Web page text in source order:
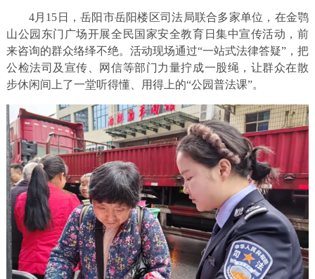
4月15日，岳阳市岳阳楼区司法局联合多家单位，在金鹗
山公园东门广场开展全民国家安全教育日集中宣传活动，前
来咨询的群众络绎不绝。活动现场通过“一站式法律答疑”，把
公检法司及宣传、网信等部门力量拧成一股绳，让群众在散
步休闲间上了一堂听得懂、用得上的“公园普法课”。